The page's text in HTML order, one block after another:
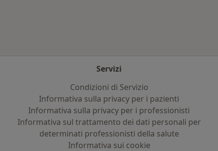
Servizi
Condizioni di Servizio
Informativa sulla privacy per i pazienti
Informativa sulla privacy per i professionisti
Informativa sul trattamento dei dati personali per
determinati professionisti della salute
Informativa sui cookie